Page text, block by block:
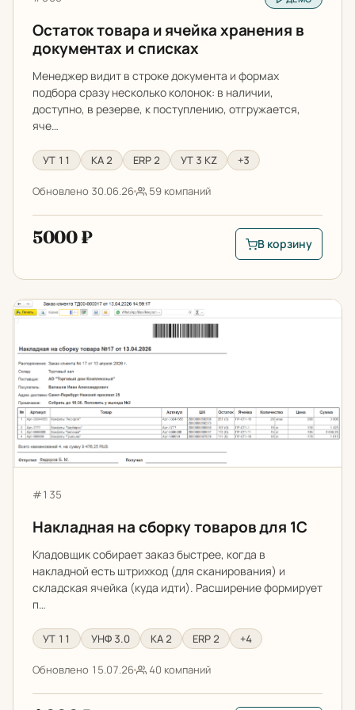
Остаток товара и ячейка хранения в
документах и списках
Менеджер видит в строке документа и формах
подбора сразу несколько колонок: в наличии,
доступно, в резерве, к поступлению, отгружается,
яче…
УТ 11 КА 2 ERP 2 УТ 3 KZ +3
Обновлено 30.06.26 59 компаний
5000 ₽
В корзину:
В корзину
Накладная на сборку товаров для 1С
Артикул:
#135
Накладная на сборку товаров для 1С
Кладовщик собирает заказ быстрее, когда в
накладной есть штрихкод (для сканирования) и
складская ячейка (куда идти). Расширение формирует
п…
УТ 11 УНФ 3.0 КА 2 ERP 2 +4
Обновлено 15.07.26 40 компаний